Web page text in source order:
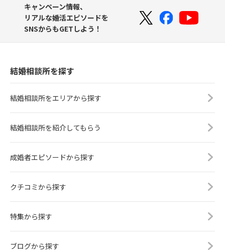
キャンペーン情報、
リアルな婚活エピソードを
SNSからもGETしよう！
結婚相談所を探す
結婚相談所をエリアから探す
結婚相談所を紹介してもらう
成婚者エピソードから探す
クチコミから探す
特集から探す
ブログから探す